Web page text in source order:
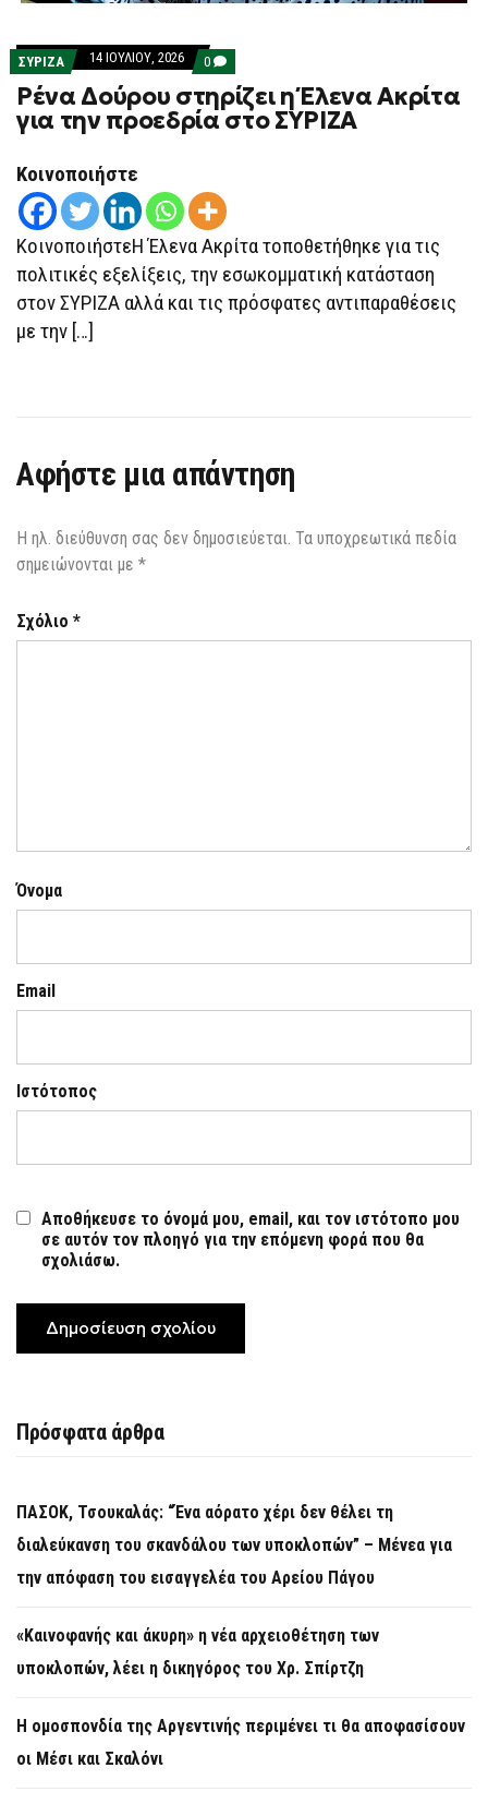
ΣΥΡΙΖΑ 14 ΙΟΥΛΊΟΥ, 2026 0 COMMENTS
ON
ΡΈΝΑ
ΔΟΎΡΟΥ
ΣΤΗΡΊΖΕΙ
ΓΙΑ
ΤΗΝ
ΠΡΟΕΔΡΊΑ
ΣΤΟ
ΣΥΡΙΖΑ
Ρένα Δούρου στηρίζει η Έλενα Ακρίτα
για την προεδρία στο ΣΥΡΙΖΑ
Κοινοποιήστε
ΚοινοποιήστεΗ Έλενα Ακρίτα τοποθετήθηκε για τις
πολιτικές εξελίξεις, την εσωκομματική κατάσταση
στον ΣΥΡΙΖΑ αλλά και τις πρόσφατες αντιπαραθέσεις
με την […]
Αφήστε μια απάντηση
Η ηλ. διεύθυνση σας δεν δημοσιεύεται. Τα υποχρεωτικά πεδία
σημειώνονται με *
Σχόλιο *
Όνομα
Email
Ιστότοπος
Αποθήκευσε το όνομά μου, email, και τον ιστότοπο μου
σε αυτόν τον πλοηγό για την επόμενη φορά που θα
σχολιάσω.
Πρόσφατα άρθρα
ΠΑΣΟΚ, Τσουκαλάς: “Ένα αόρατο χέρι δεν θέλει τη
διαλεύκανση του σκανδάλου των υποκλοπών” – Μένεα για
την απόφαση του εισαγγελέα του Αρείου Πάγου
«Καινοφανής και άκυρη» η νέα αρχειοθέτηση των
υποκλοπών, λέει η δικηγόρος του Χρ. Σπίρτζη
Η ομοσπονδία της Αργεντινής περιμένει τι θα αποφασίσουν
οι Μέσι και Σκαλόνι